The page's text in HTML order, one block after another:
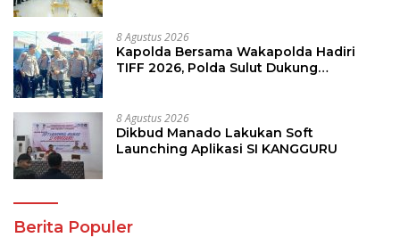
8 Agustus 2026
Kapolda Bersama Wakapolda Hadiri
TIFF 2026, Polda Sulut Dukung
8 Agustus 2026
Dikbud Manado Lakukan Soft
Launching Aplikasi SI KANGGURU
Berita Populer